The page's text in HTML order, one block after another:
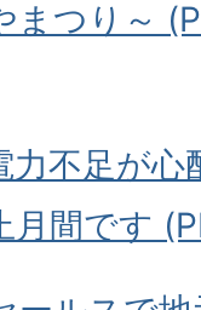
まつり～
力不足が
月間です